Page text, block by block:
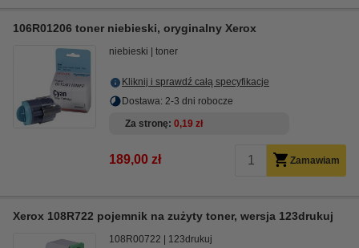
106R01206 toner niebieski, oryginalny Xerox
niebieski toner
Kliknij i sprawdź całą specyfikacje
Dostawa: 2-3 dni robocze
Za stronę 0,19 zł
189,00 zł Zamawiam
Xerox 108R722 pojemnik na zużyty toner, wersja 123drukuj
108R00722 123drukuj